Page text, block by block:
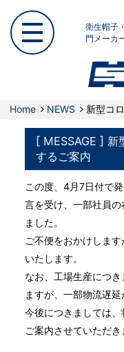
衛生帽子
門メーカ
Home NEWS 新型コ
[ MESSAGE ] 新
するご案内
この度、4月7日付で
言を受け、一部社員
ました。
ご不便をおかけしま
いたします。
なお、工場生産につ
ますが、一部物流遅延
今後につきましては、
ご案内させていただき